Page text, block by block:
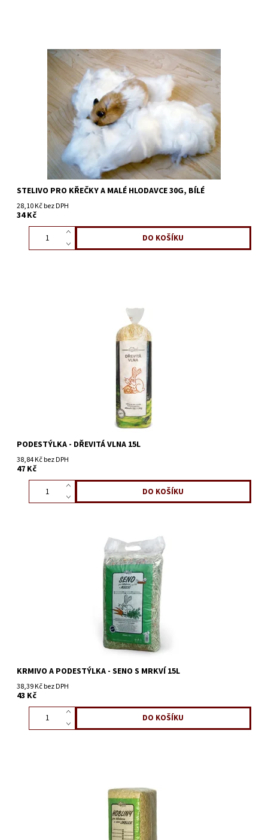
STELIVO PRO KŘEČKY A MALÉ HLODAVCE 30G, BÍLÉ
28,10 Kč bez DPH
34 Kč
PODESTÝLKA - DŘEVITÁ VLNA 15L
38,84 Kč bez DPH
47 Kč
KRMIVO A PODESTÝLKA - SENO S MRKVÍ 15L
38,39 Kč bez DPH
43 Kč